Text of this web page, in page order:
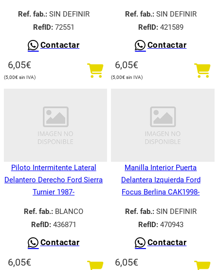
Ref. fab.:SIN DEFINIR
RefID:72551
Contactar
6,05€
5,00€
Ref. fab.:SIN DEFINIR
RefID:421589
Contactar
6,05€
5,00€
Piloto Intermitente Lateral
Delantero Derecho Ford Sierra
Turnier 1987-
Ref. fab.: BLANCO
RefID:436871
Contactar
6,05€
Manilla Interior Puerta
Delantera Izquierda Ford
Focus Berlina CAK1998-
Ref. fab.:SIN DEFINIR
RefID:470943
Contactar
6,05€